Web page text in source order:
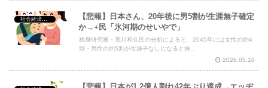
【悲報】日本さん、20年後に男5割が生涯無子確定
か→+民「氷河期のせいやで」
独身研究家・荒川和久氏の分析によると、2045年には女性の約4
割・男性の約5割が生涯子なしになると推...
2026.05.10